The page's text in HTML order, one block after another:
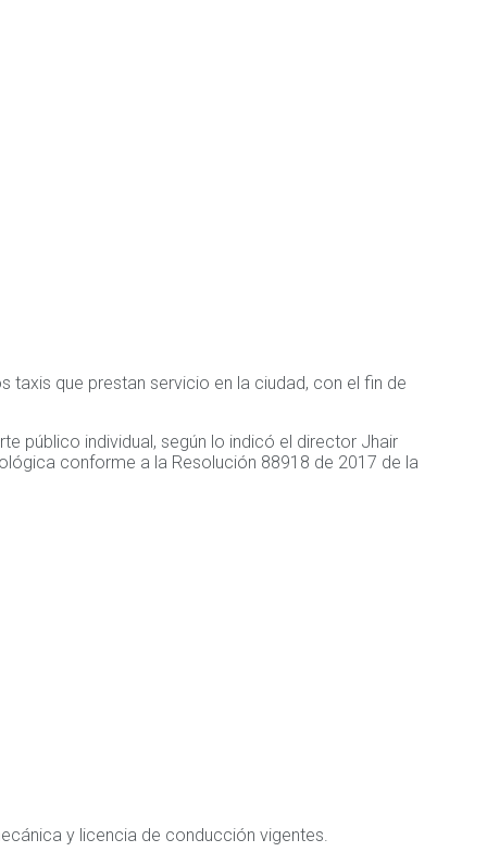
que prestan servicio en la ciudad, con el fin de
público individual, según lo indicó el director Jhair
conforme a la Resolución 88918 de 2017 de la
y licencia de conducción vigentes.